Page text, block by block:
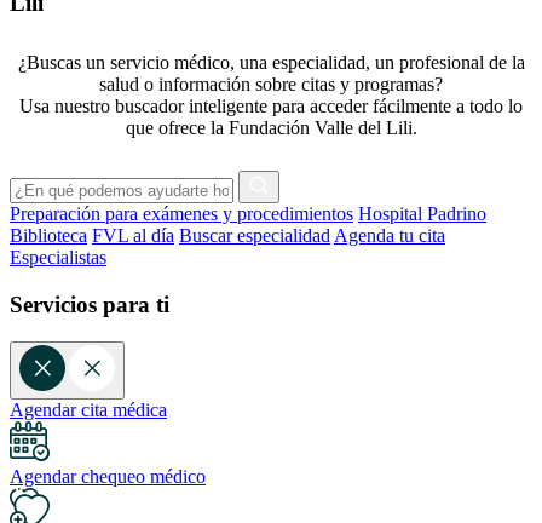
¿Buscas un servicio médico, una especialidad, un profesional de la
salud o información sobre citas y programas?
Usa nuestro buscador inteligente para acceder fácilmente a todo lo
que ofrece la Fundación Valle del Lili.
Preparación para exámenes y procedimientos Hospital Padrino
Biblioteca FVL al día Buscar especialidad Agenda tu cita
Especialistas
Servicios para ti
Agendar cita médica
Agendar chequeo médico